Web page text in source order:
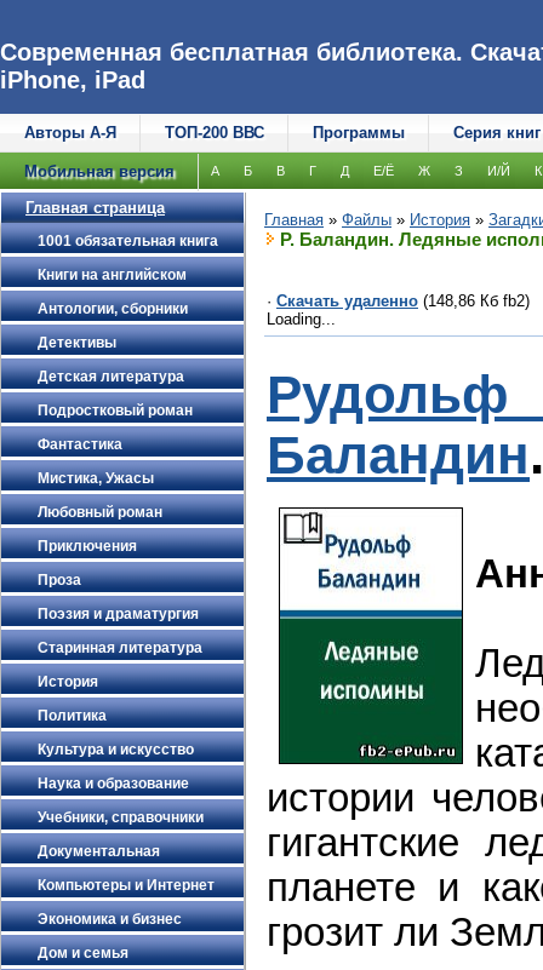
Современная бесплатная библиотека.
iPhone, iPad
Авторы А-Я ТОП-200 ВВС Программы Серия книг
Мобильная версия А Б В Г Д Е/Ё Ж З И/Й К
Главная страница
1001 обязательная книга
Книги на английском
Антологии, сборники
Детективы
Детская литература
Подростковый роман
Фантастика
Мистика, Ужасы
Любовный роман
Приключения
Проза
Поэзия и драматургия
Старинная литература
История
Политика
Культура и искусство
Наука и образование
Учебники, справочники
Документальная
Компьютеры и Интернет
Экономика и бизнес
Дом и семья
Главная » Файлы » История »
Р. Баландин. Ледяные
· Скачать удаленно (148,86 Кб fb2)
Loading...
Баландин
истории
гигантские
планете и
грозит ли